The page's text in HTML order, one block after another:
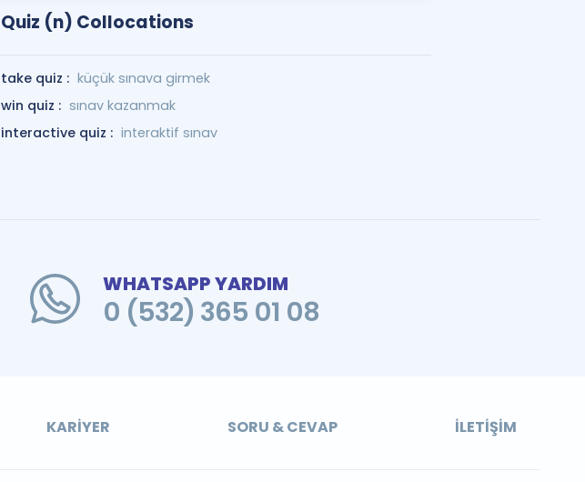
Quiz (n) Collocations
take quiz : küçük sınava girmek
win quiz : sınav kazanmak
interactive quiz : interaktif sınav
WHATSAPP YARDIM
0 (532) 365 01 08
KARIYER SORU & CEVAP İLETIŞIM